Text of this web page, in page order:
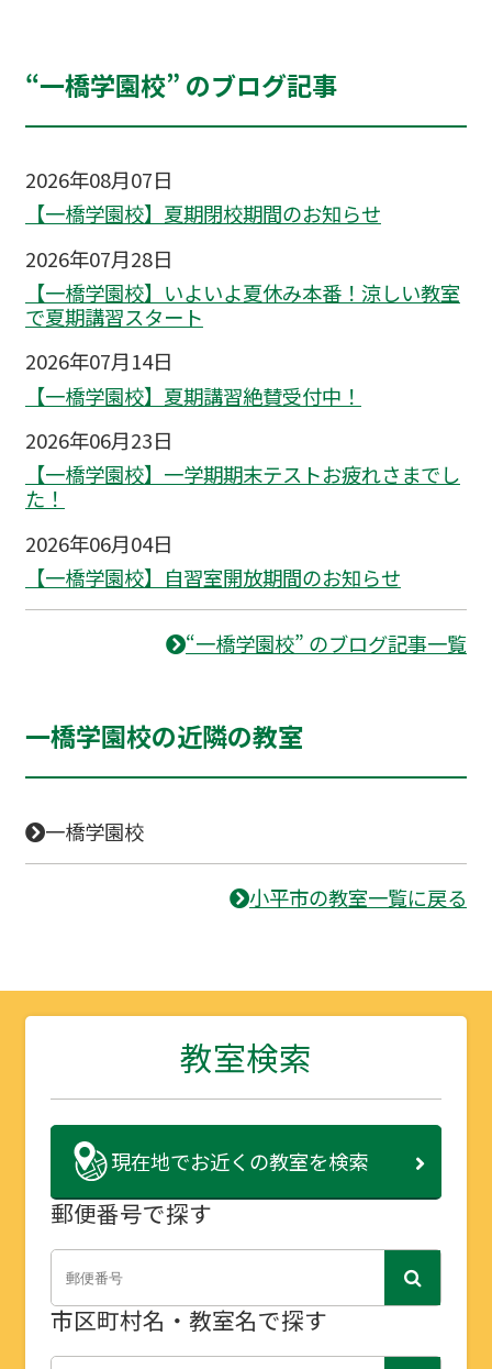
“一橋学園校” のブログ記事
2026年08月07日
【一橋学園校】夏期閉校期間のお知らせ
2026年07月28日
【一橋学園校】いよいよ夏休み本番！涼しい教室
で夏期講習スタート
2026年07月14日
【一橋学園校】夏期講習絶賛受付中！
2026年06月23日
【一橋学園校】一学期期末テストお疲れさまでし
た！
2026年06月04日
【一橋学園校】自習室開放期間のお知らせ
“一橋学園校” のブログ記事一覧
一橋学園校の近隣の教室
一橋学園校
小平市の教室一覧に戻る
教室検索
現在地でお近くの教室を検索
郵便番号で探す
市区町村名・教室名で探す